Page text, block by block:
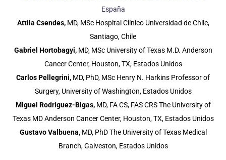
España
Attila Csendes,MD, MSc Hospital Clínico Universidad de Chile,
Santiago, Chile
Gabriel Hortobagyi,MD, MSc University of Texas M.D. Anderson
Cancer Center, Houston, TX, Estados Unidos
Carlos Pellegrini, MD, PhD, MSc Henry N. Harkins Professor of
Surgery, University of Washington, Estados Unidos
Miguel Rodríguez-Bigas,MD, FA CS, FAS CRS The University of
Texas MD Anderson Cancer Center, Houston, TX, Estados Unidos
Gustavo Valbuena,MD, PhD The University of Texas Medical
Branch, Galveston, Estados Unidos